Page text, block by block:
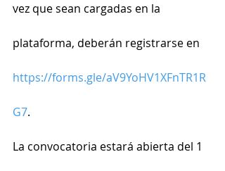
vez que sean cargadas en la
plataforma, deberán registrarse en
https://forms.gle/aV9YoHV1XFnTR1R
G7.
La convocatoria estará abierta del 1